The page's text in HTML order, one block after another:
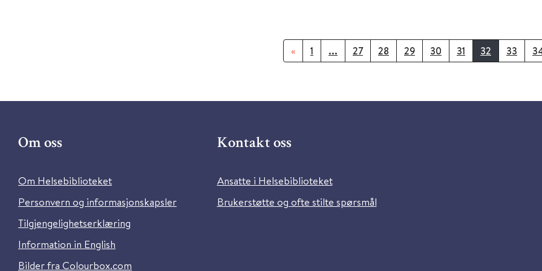
« 1 ... 27 28 29 30 31 32 33
Om oss
Om Helsebiblioteket
Personvern og informasjonskapsler
Tilgjengelighetserklæring
Information in English
Bilder fra Colourbox.com
Kontakt oss
Ansatte i Helsebiblioteket
Brukerstøtte og ofte stilte spørsmål